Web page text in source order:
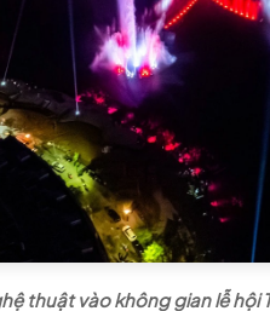
thuật vào không gian lễ